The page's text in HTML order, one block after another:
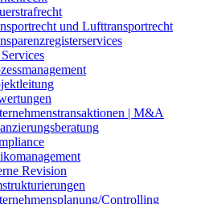
und Lufttransportrecht
Services
| M&A
Revision
Controlling